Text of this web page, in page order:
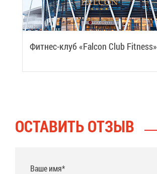
Фит­нес-клуб «Falcon Club Fitness»
ОСТА­ВИТЬ ОТ­ЗЫВ
Ваше имя*